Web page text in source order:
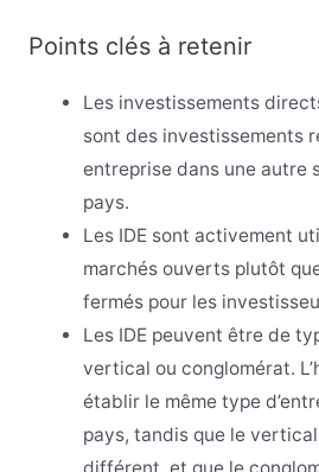
Points clés à retenir
Les investissements
sont des investissements
entreprise dans une autre
pays.
Les IDE sont activement
marchés ouverts plutôt
fermés pour les
Les IDE peuvent être de
vertical ou conglomérat.
établir le même type
pays, tandis que le